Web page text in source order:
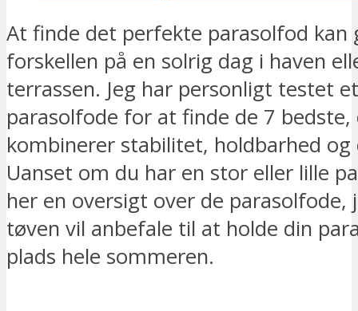
At finde det perfekte parasolfod kan
forskellen på en solrig dag i haven
terrassen. Jeg har personligt testet
parasolfode for at finde de 7 bedste,
kombinerer stabilitet, holdbarhed og
Uanset om du har en stor eller lille
her en oversigt over de parasolfode,
tøven vil anbefale til at holde din
plads hele sommeren.